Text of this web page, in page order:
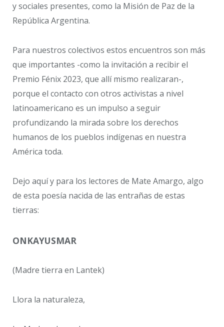
y sociales presentes, como la Misión de Paz de la
República Argentina.
Para nuestros colectivos estos encuentros son más
que importantes -como la invitación a recibir el
Premio Fénix 2023, que allí mismo realizaran-,
porque el contacto con otros activistas a nivel
latinoamericano es un impulso a seguir
profundizando la mirada sobre los derechos
humanos de los pueblos indígenas en nuestra
América toda.
Dejo aquí y para los lectores de Mate Amargo, algo
de esta poesía nacida de las entrañas de estas
tierras:
ONKAYUSMAR
(Madre tierra en Lantek)
Llora la naturaleza,